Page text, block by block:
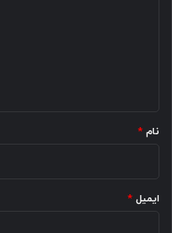
نام *
ایمیل *